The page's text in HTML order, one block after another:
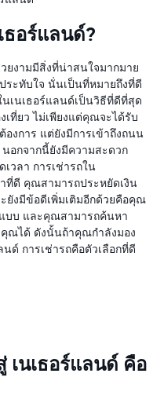
ธอร์แลนด์?
ยงามมีสิ่งที่น่าสนใจมากมาย
ะทับใจ นั่นเป็นที่หมายถึงที่ดี
นเนเธอร์แลนด์เป็นวิธีที่ดีที่สุด
ที่ยว ไม่เพียงแต่คุณจะได้รับ
องการ แต่ยังมีการเข้าถึงถนน
อกจากนี้ยังมีความสะดวก
วลา การเช่ารถใน
ที่ดี คุณสามารถประหยัดเงิน
ยังมีข้อดีเพิ่มเติมอีกด้วยคือคุณ
บบ และคุณสามารถค้นหา
ณได้ ดังนั้นถ้าคุณกำลังมอง
ด์ การเช่ารถคือตัวเลือกที่ดี
เนเธอร์แลนด์ คือ